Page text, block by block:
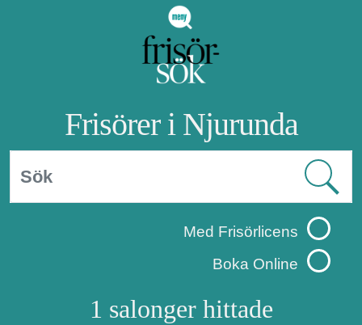
Frisörer i Njurunda
Med Frisörlicens
Boka Online
1 salonger hittade